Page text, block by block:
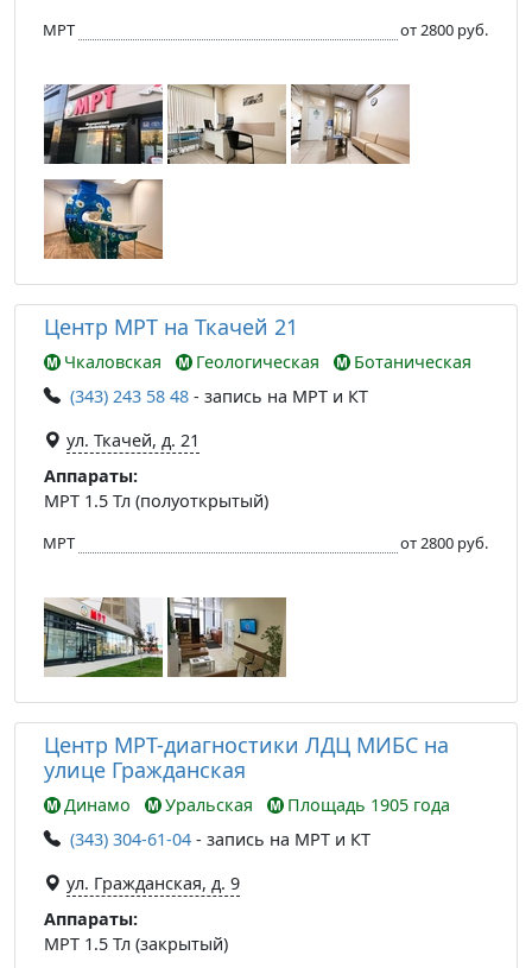
МРТ от 2800 руб.
Центр МРТ на Ткачей 21
Чкаловская Геологическая
Ботаническая
(343) 243 58 48 - запись на МРТ и КТ
ул. Ткачей, д. 21
Аппараты:
МРТ 1.5 Тл (полуоткрытый)
МРТ от 2800 руб.
Центр МРТ-диагностики ЛДЦ МИБС на
улице Гражданская
Динамо Уральская
Площадь 1905 года
(343) 304-61-04 - запись на МРТ и КТ
ул. Гражданская, д. 9
Аппараты:
МРТ 1.5 Тл (закрытый)